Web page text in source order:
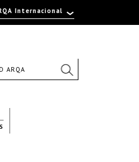
Internacional